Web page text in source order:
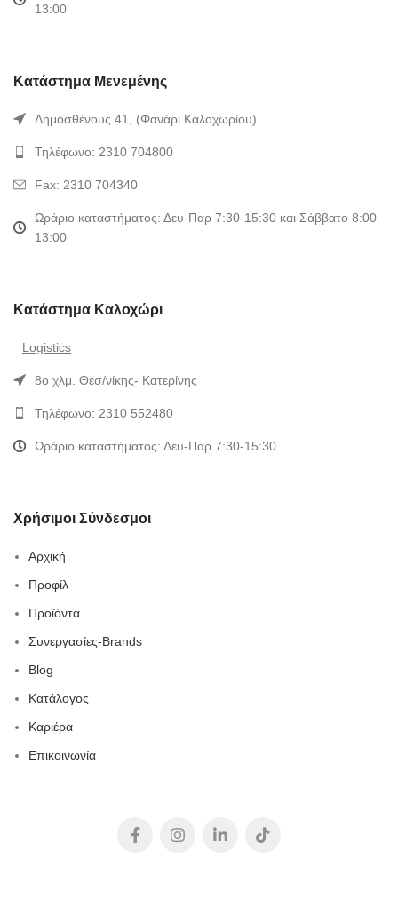
13:00
Κατάστημα Μενεμένης
Δημοσθένους 41, (Φανάρι Καλοχωρίου)
Τηλέφωνο: 2310 704800
Fax: 2310 704340
Ωράριο καταστήματος: Δευ-Παρ 7:30-15:30 και Σάββατο 8:00-
13:00
Κατάστημα Καλοχώρι
Logistics
8ο χλμ. Θεσ/νίκης- Κατερίνης
Τηλέφωνο: 2310 552480
Ωράριο καταστήματος: Δευ-Παρ 7:30-15:30
Χρήσιμοι Σύνδεσμοι
Αρχική
Προφίλ
Προϊόντα
Συνεργασίες-Brands
Blog
Κατάλογος
Καριέρα
Επικοινωνία